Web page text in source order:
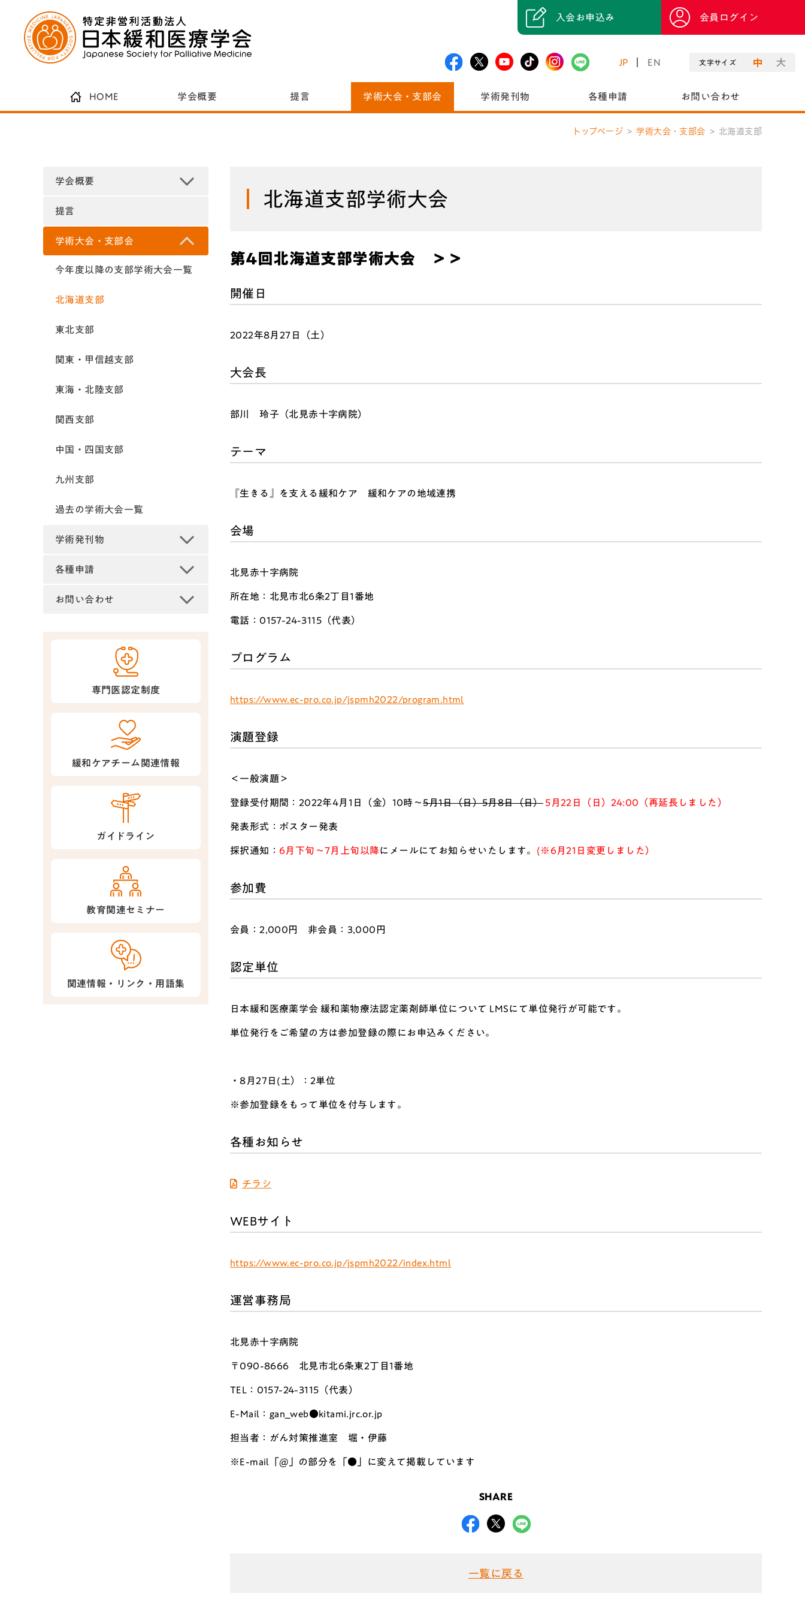
入会お申込み 会員ログイン
JP EN 文字サイズ
HOME 学会概要 提言 学術大会・支部会 学術発刊物 各種申請 お問い合わせ
トップページ 学術大会・支部会 北海道支部
学会概要
提言
学術大会・支部会
今年度以降の支部学術大会一覧
北海道支部
東北支部
関東・甲信越支部
東海・北陸支部
関西支部
中国・四国支部
九州支部
過去の学術大会一覧
学術発刊物
各種申請
お問い合わせ
専門医認定制度
緩和ケアチーム関連情報
ガイドライン
教育関連セミナー
関連情報・リンク・用語集
北海道支部学術大会
第4回北海道支部学術大会 ＞＞
開催日
2022年8月27日（土）
大会長
部川 玲子（北見赤十字病院）
テーマ
『生きる』を支える緩和ケア 緩和ケアの地域連携
会場
北見赤十字病院
所在地：北見市北6条2丁目1番地
電話：0157-24-3115（代表）
プログラム
https://www.ec-pro.co.jp/jspmh2022/program.html
演題登録
＜一般演題＞
登録受付期間：2022年4月1日（金）10時～5月1日（日）5月8日（日）5月22日（日）24:00（再延長しました）
発表形式：ポスター発表
採択通知： 6月下旬～7月上旬以降にメールにてお知らせいたします。 (※6月21日変更しました）
参加費
会員：2,000円 非会員：3,000円
認定単位
日本緩和医療薬学会 緩和薬物療法認定薬剤師単位について LMSにて単位発行が可能です。
単位発行をご希望の方は参加登録の際にお申込みください。
・8月27日(土）：2単位
※参加登録をもって単位を付与します。
各種お知らせ
チラシ
WEBサイト
https://www.ec-pro.co.jp/jspmh2022/index.html
運営事務局
北見赤十字病院
〒090-8666 北見市北6条東2丁目1番地
TEL：0157-24-3115（代表）
E-Mail：gan_web●kitami.jrc.or.jp
担当者：がん対策推進室 堀・伊藤
※E-mail「@」の部分を「●」に変えて掲載しています
SHARE
一覧に戻る